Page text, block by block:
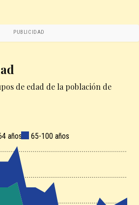
PUBLICIDAD
de edad de la población de
años 65-100 años